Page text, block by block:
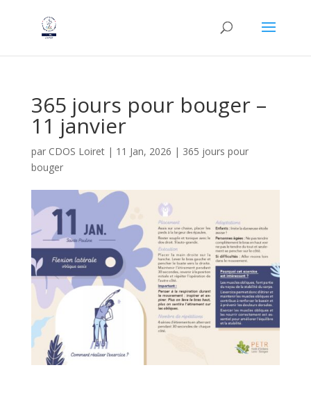
365 jours pour bouger –
11 janvier
par CDOS Loiret| 11 Jan, 2026 | 365 jours pour
bouger